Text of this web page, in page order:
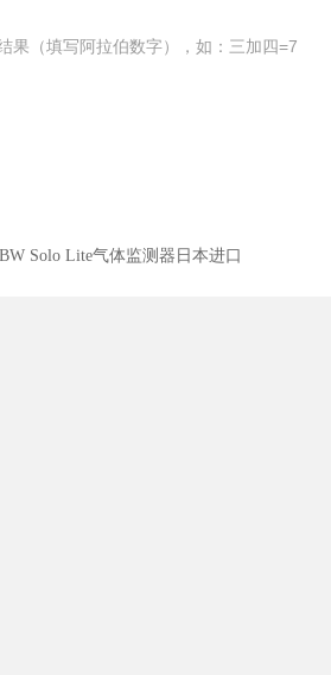
果（填写阿拉伯数字），如：三加四=7
Solo Lite气体监测器日本进口